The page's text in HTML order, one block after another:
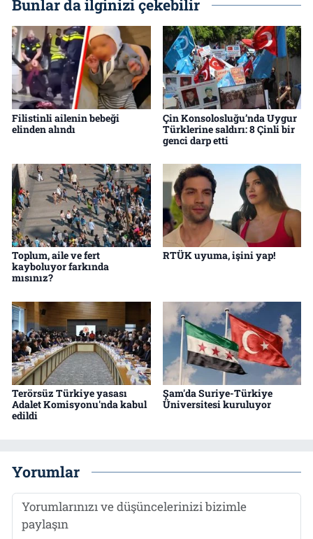
Bunlar da ilginizi çekebilir
Filistinli ailenin bebeği
elinden alındı
Çin Konsolosluğu’nda Uygur
Türklerine saldırı: 8 Çinli bir
genci darp etti
Toplum, aile ve fert
kayboluyor farkında
mısınız?
RTÜK uyuma, işini yap!
Terörsüz Türkiye yasası
Adalet Komisyonu'nda kabul
edildi
Şam'da Suriye-Türkiye
Üniversitesi kuruluyor
Yorumlar